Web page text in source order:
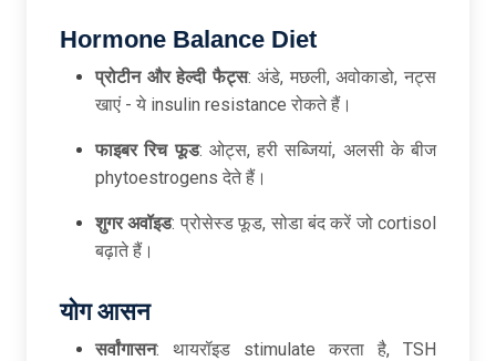
Hormone Balance Diet
प्रोटीन औरहेल्दीफैट्स: अंडे, मछली, अवोकाडो, नट्स
खाएं - ये insulin resistance रोकते हैं।
फाइबररिचफूड: ओट्स, हरी सब्जियां, अलसी के बीज
phytoestrogens देते हैं।
शुगरअवॉइड: प्रोसेस्ड फूड, सोडा बंद करें जो cortisol
बढ़ाते हैं।
योगआसन
सर्वांगासन: थायरॉइड stimulate करता है, TSH